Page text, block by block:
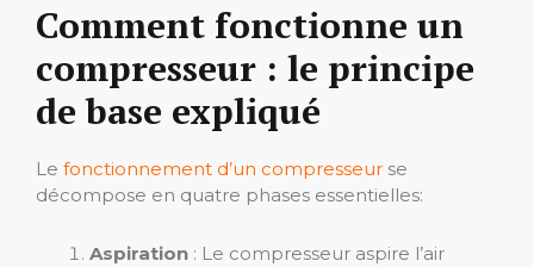
Comment fonctionne un
compresseur : le principe
de base expliqué
Le fonctionnement d’un compresseur se
décompose en quatre phases essentielles:
Aspiration : Le compresseur aspire l’air